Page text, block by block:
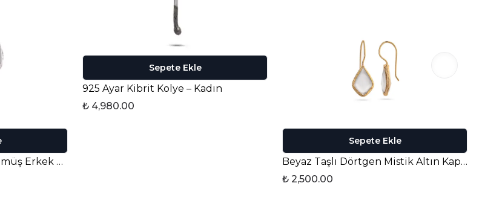
Berth Koyu 925 Ayar Gümüş Erkek Yüzük
Sepete Ekle
925 Ayar Kibrit Kolye – Kadın
₺ 4,980.00
Sepete Ekle
Beyaz Taşlı Dörtgen Mistik Altın Kaplama Kadın Küpe
₺ 2,500.00